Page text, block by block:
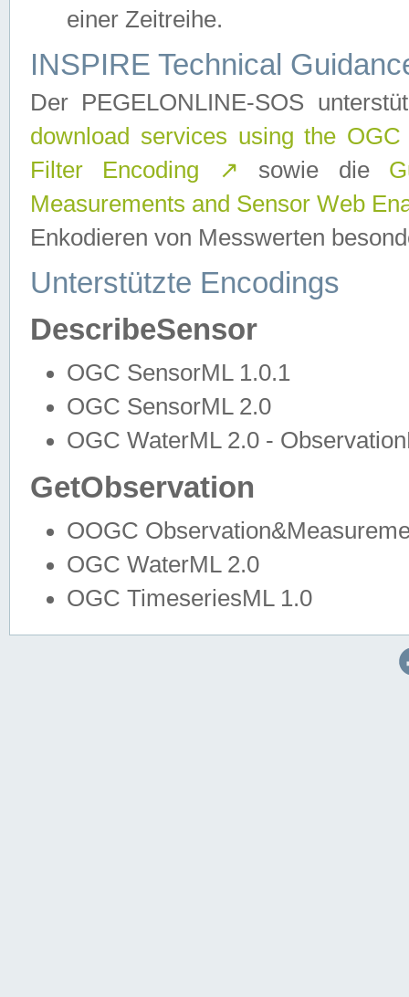
einer Zeitreihe.
INSPIRE Technical
Der PEGELONLINE-SOS
download services using the
Filter Encoding
↗ sowie die
Measurements and Sensor Web
Enkodieren von Messwerten
Unterstützte Encodings
DescribeSensor
OGC SensorML 1.0.1
OGC SensorML 2.0
OGC WaterML 2.0 -
GetObservation
OOGC
OGC WaterML 2.0
OGC TimeseriesML 1.0